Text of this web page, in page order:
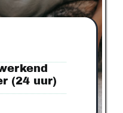
(24 uur)